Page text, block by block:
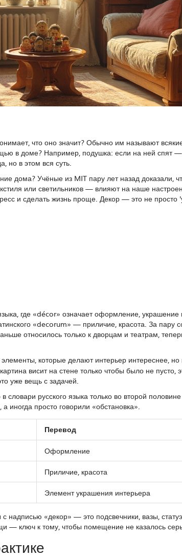
что оно значит? Обычно им называют
в доме? Например, подушка: если на ней спят
но в этом вся суть.
дома? Учёные из MIT пару лет назад доказали,
или светильников — влияют на наше
и сделать жизнь проще. Декор — это не просто
где «décor» означает оформление, украшение
«decorum» — приличие, красота. За пару
относилось только к дворцам и театрам,
которые делают интерьер интереснее,
висит на стене только чтобы было не пусто,
уже вещь с задачей.
русского языка только во второй
иногда просто говорили «обстановка».
Перевод
Оформление
Приличие, красота
Элемент украшения интерьера
надписью «декор» — это подсвечники, вазы,
— ключ к тому, чтобы помещение не казалось